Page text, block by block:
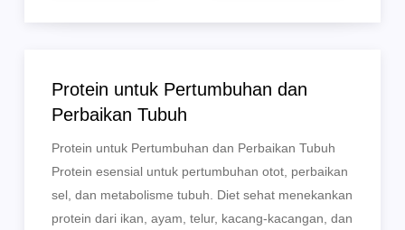
Protein untuk Pertumbuhan dan
Perbaikan Tubuh
Protein untuk Pertumbuhan dan Perbaikan Tubuh
Protein esensial untuk pertumbuhan otot, perbaikan
sel, dan metabolisme tubuh. Diet sehat menekankan
protein dari ikan, ayam, telur, kacang-kacangan, dan